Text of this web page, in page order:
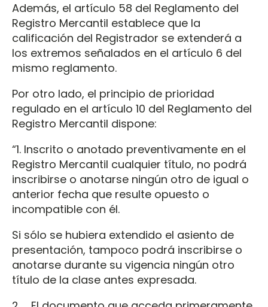
Además, el artículo 58 del Reglamento del
Registro Mercantil establece que la
calificación del Registrador se extenderá a
los extremos señalados en el artículo 6 del
mismo reglamento.
Por otro lado, el principio de prioridad
regulado en el artículo 10 del Reglamento del
Registro Mercantil dispone:
“1. Inscrito o anotado preventivamente en el
Registro Mercantil cualquier título, no podrá
inscribirse o anotarse ningún otro de igual o
anterior fecha que resulte opuesto o
incompatible con él.
Si sólo se hubiera extendido el asiento de
presentación, tampoco podrá inscribirse o
anotarse durante su vigencia ningún otro
título de la clase antes expresada.